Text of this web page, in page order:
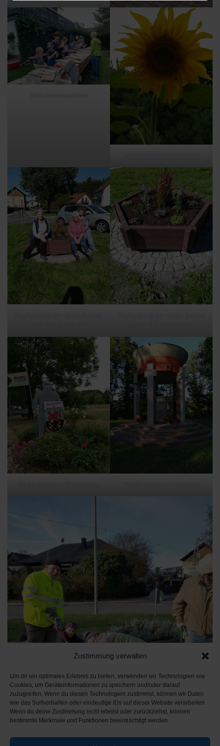
Zustimmung verwalten
Um dir ein optimales Erlebnis zu bieten, verwenden wir Technologien wie
Cookies, um Geräteinformationen zu speichern und/oder darauf
zuzugreifen. Wenn du diesen Technologien zustimmst, können wir Daten
wie das Surfverhalten oder eindeutige IDs auf dieser Website verarbeiten.
Wenn du deine Zustimmung nicht erteilst oder zurückziehst, können
bestimmte Merkmale und Funktionen beeinträchtigt werden.